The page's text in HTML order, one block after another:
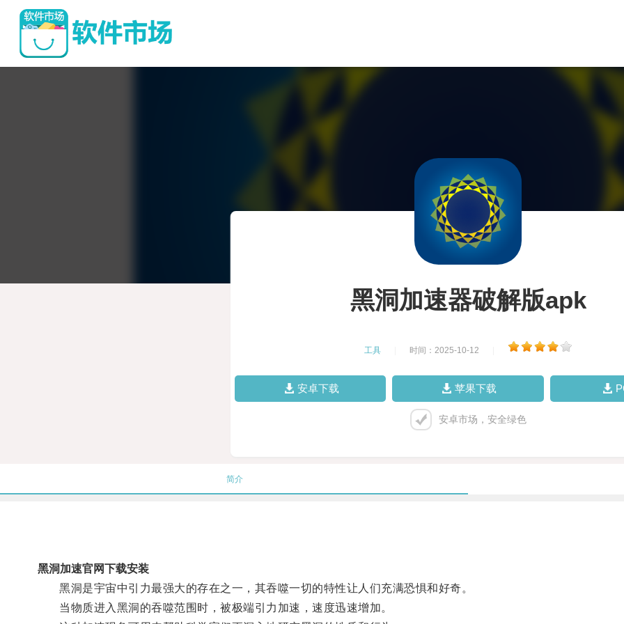
黑洞加速器破解版apk
工具 时间：2025-10-12
安卓下载 苹果下载
安卓市场，安全绿色
简介
黑洞加速官网下载安装
黑洞是宇宙中引力最强大的存在之一，其吞噬一切的特性让人们充满恐惧和好奇。
当物质进入黑洞的吞噬范围时，被极端引力加速，速度迅速增加。